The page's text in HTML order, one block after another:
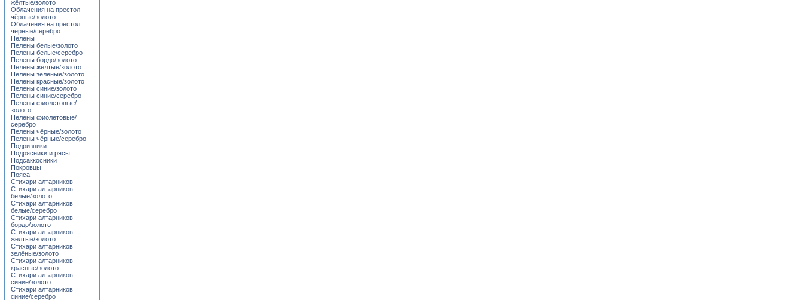
жёлтые/золото
Облачения на престол
чёрные/золото
Облачения на престол
чёрные/серебро
Пелены
Пелены белые/золото
Пелены белые/серебро
Пелены бордо/золото
Пелены жёлтые/золото
Пелены зелёные/золото
Пелены красные/золото
Пелены синие/золото
Пелены синие/серебро
Пелены фиолетовые/
золото
Пелены фиолетовые/
серебро
Пелены чёрные/золото
Пелены чёрные/серебро
Подризники
Подрясники и рясы
Подсаккосники
Покровцы
Пояса
Стихари алтарников
Стихари алтарников
белые/золото
Стихари алтарников
белые/серебро
Стихари алтарников
бордо/золото
Стихари алтарников
жёлтые/золото
Стихари алтарников
зелёные/золото
Стихари алтарников
красные/золото
Стихари алтарников
синие/золото
Стихари алтарников
синие/серебро